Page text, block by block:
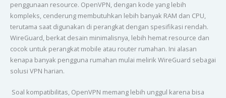
penggunaan resource. OpenVPN, dengan kode yang lebih
kompleks, cenderung membutuhkan lebih banyak RAM dan CPU,
terutama saat digunakan di perangkat dengan spesifikasi rendah.
WireGuard, berkat desain minimalisnya, lebih hemat resource dan
cocok untuk perangkat mobile atau router rumahan. Ini alasan
kenapa banyak pengguna rumahan mulai melirik WireGuard sebagai
solusi VPN harian.
Soal kompatibilitas, OpenVPN memang lebih unggul karena bisa